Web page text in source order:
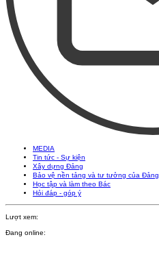
MEDIA
Tin tức - Sự kiện
Xây dựng Đảng
Bảo vệ nền tảng và tư tưởng của Đảng
Học tập và làm theo Bác
Hỏi đáp - góp ý
Lượt xem:
Đang online: